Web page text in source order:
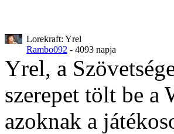
Lorekraft: Yrel
Rambo092 - 4093 napja
Yrel, a
szerepet tölt be a
azoknak a